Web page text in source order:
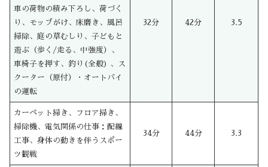
車の荷物の積み下ろし、荷づく
り、モップがけ、床磨き、風呂
掃除、庭の草むしり、子どもと
遊ぶ（歩く/走る、中強度）、
車椅子を押す、釣り(全般) 、ス
クーター（原付）・オートバイ
の運転
32分 42分 3.5
カーペット掃き、フロア掃き、
掃除機、電気関係の仕事：配線
工事、身体の動きを伴うスポー
ツ観戦
34分 44分 3.3